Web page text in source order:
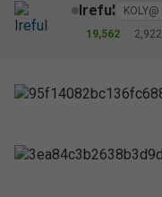
Ireful
KOLY@
19,562
2,922